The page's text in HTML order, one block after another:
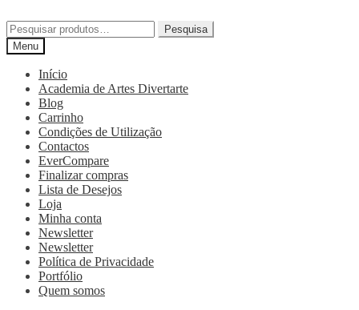
Pesquisa
Menu
Início
Academia de Artes Divertarte
Blog
Carrinho
Condições de Utilização
Contactos
EverCompare
Finalizar compras
Lista de Desejos
Loja
Minha conta
Newsletter
Newsletter
Política de Privacidade
Portfólio
Quem somos